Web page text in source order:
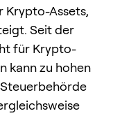
Krypto-Assets,
Seit der
für Krypto-
kann zu hohen